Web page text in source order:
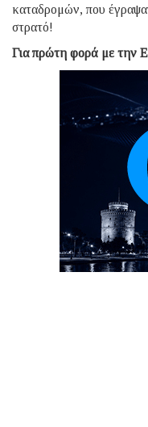
καταδρομών, που
στρατό!
Για πρώτη φορά με την